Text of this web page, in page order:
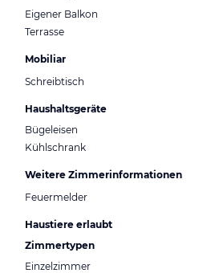
Eigener Balkon
Terrasse
Mobiliar
Schreibtisch
Haushaltsgeräte
Bügeleisen
Kühlschrank
Weitere Zimmerinformationen
Feuermelder
Haustiere erlaubt
Zimmertypen
Einzelzimmer